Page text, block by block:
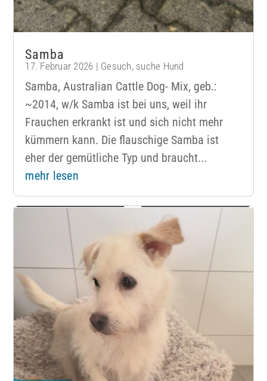
Samba
17. Februar 2026 | Gesuch, suche Hund
Samba, Australian Cattle Dog- Mix, geb.:
~2014, w/k Samba ist bei uns, weil ihr
Frauchen erkrankt ist und sich nicht mehr
kümmern kann. Die flauschige Samba ist
eher der gemütliche Typ und braucht...
mehr lesen